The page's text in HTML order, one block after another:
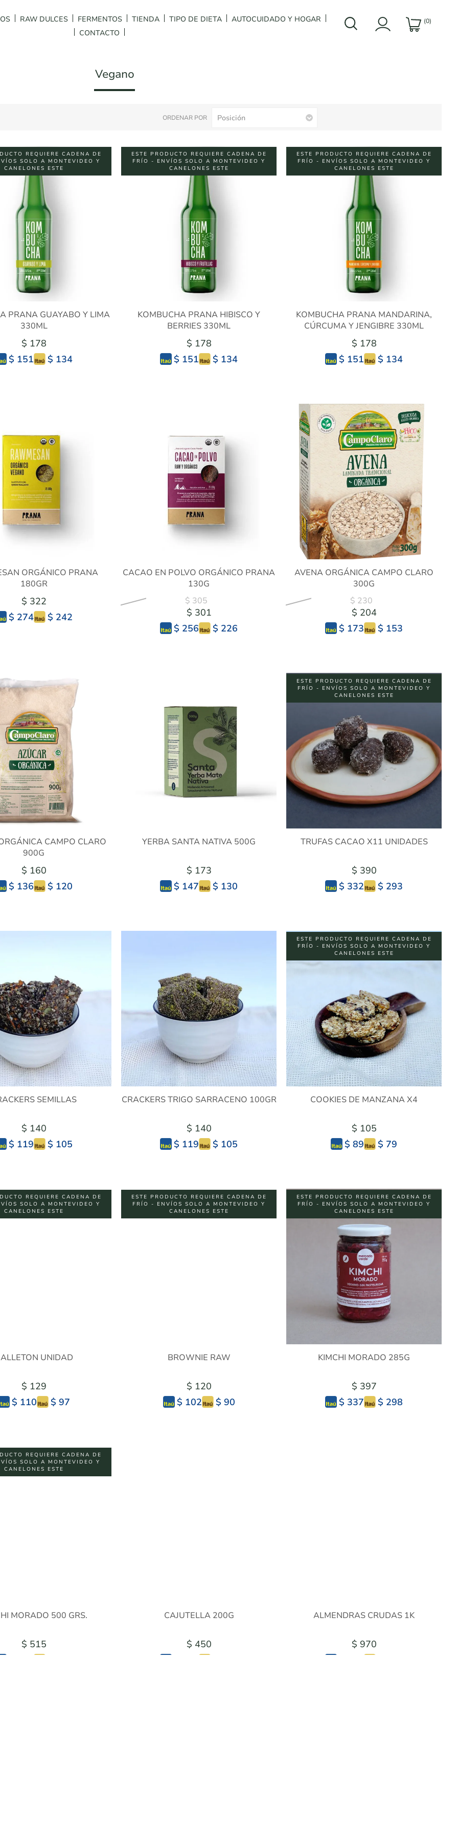
RAW DULCES FERMENTOS TIENDA TIPO DE DIETA
AUTOCUIDADO Y HOGAR
CONTACTO
(0)
Vegano
ORDENAR POR
REQUIERE CADENA DE
SOLO A MONTEVIDEO Y
CANELONES ESTE
PRANA GUAYABO Y LIMA
330ML
$ 178
$ 151
$ 134
ESTE PRODUCTO REQUIERE CADENA DE
FRÍO - ENVÍOS SOLO A MONTEVIDEO Y
CANELONES ESTE
KOMBUCHA PRANA HIBISCO Y
BERRIES 330ML
$ 178
$ 151
$ 134
ESTE PRODUCTO REQUIERE CADENA DE
FRÍO - ENVÍOS SOLO A MONTEVIDEO Y
CANELONES ESTE
KOMBUCHA PRANA MANDARINA,
CÚRCUMA Y JENGIBRE 330ML
$ 178
$ 151
$ 134
ORGÁNICO PRANA
180GR
$ 322
$ 274
$ 242
CACAO EN POLVO ORGÁNICO PRANA
130G
$ 305
$ 301
$ 256
$ 226
AVENA ORGÁNICA CAMPO CLARO
300G
$ 230
$ 204
$ 173
$ 153
CAMPO CLARO
900G
$ 160
$ 136
$ 120
YERBA SANTA NATIVA 500G
$ 173
$ 147
$ 130
ESTE PRODUCTO REQUIERE CADENA DE
FRÍO - ENVÍOS SOLO A MONTEVIDEO Y
CANELONES ESTE
TRUFAS CACAO X11 UNIDADES
$ 390
$ 332
$ 293
SEMILLAS
$ 140
$ 119
$ 105
CRACKERS TRIGO SARRACENO 100GR
$ 140
$ 119
$ 105
ESTE PRODUCTO REQUIERE CADENA DE
FRÍO - ENVÍOS SOLO A MONTEVIDEO Y
CANELONES ESTE
COOKIES DE MANZANA X4
$ 105
$ 89
$ 79
REQUIERE CADENA DE
SOLO A MONTEVIDEO Y
CANELONES ESTE
UNIDAD
$ 129
$ 110
$ 97
ESTE PRODUCTO REQUIERE CADENA DE
FRÍO - ENVÍOS SOLO A MONTEVIDEO Y
CANELONES ESTE
BROWNIE RAW
$ 120
$ 102
$ 90
ESTE PRODUCTO REQUIERE CADENA DE
FRÍO - ENVÍOS SOLO A MONTEVIDEO Y
CANELONES ESTE
KIMCHI MORADO 285G
$ 397
$ 337
$ 298
REQUIERE CADENA DE
SOLO A MONTEVIDEO Y
CANELONES ESTE
MORADO 500 GRS.
$ 515
CAJUTELLA 200G
$ 450
ALMENDRAS CRUDAS 1K
$ 970